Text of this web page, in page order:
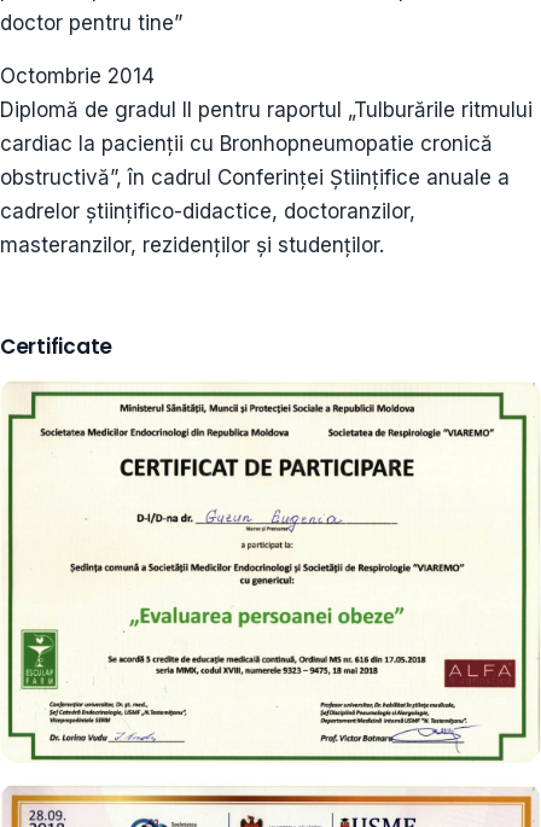
doctor pentru tine”
Octombrie 2014
Diplomă de gradul II pentru raportul „Tulburările ritmului
cardiac la pacienții cu Bronhopneumopatie cronică
obstructivă”, în cadrul Conferinței Științifice anuale a
cadrelor științifico-didactice, doctoranzilor,
masteranzilor, rezidenților și studenților.
Certificate